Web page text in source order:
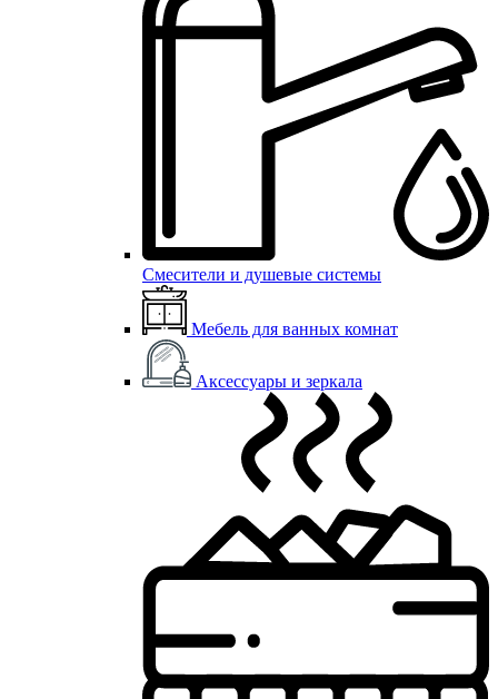
Смесители и душевые системы
Мебель для ванных комнат
Аксессуары и зеркала